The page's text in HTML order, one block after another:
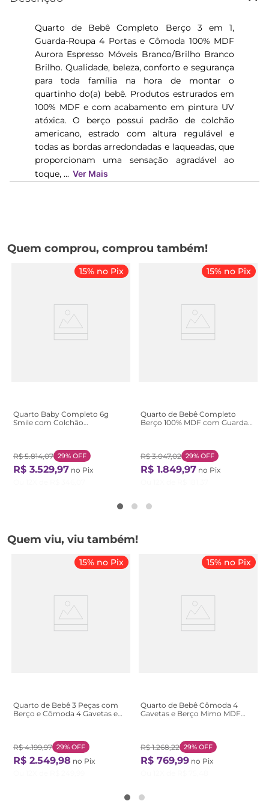
Quarto de Bebê Completo Berço 3 em 1,
Guarda-Roupa 4 Portas e Cômoda 100% MDF
Aurora Espresso Móveis Branco/Brilho Branco
Brilho. Qualidade, beleza, conforto e segurança
para toda família na hora de montar o
quartinho do(a) bebê. Produtos estrurados em
100% MDF e com acabamento em pintura UV
atóxica. O berço possui padrão de colchão
americano, estrado com altura regulável e
todas as bordas arredondadas e laqueadas, que
proporcionam uma sensação agradável ao
toque, ... Ver Mais
Quem comprou, comprou também!
15% no Pix
Quarto Baby Completo 6g
Smile com Colchão
R$ 5.814,07 29% OFF
R$ 3.529,97 no Pix
15% no Pix
Quarto de Bebê Completo
Berço 100% MDF com Guarda-
Branco Amadeirado
R$ 3.047,02 29% OFF
R$ 1.849,97 no Pix
Quem viu, viu também!
15% no Pix
Quarto de Bebê 3 Peças com
Berço e Cômoda 4 Gavetas e
Bege/Nature/Branco
Nature/Branco
R$ 4.199,97 29% OFF
R$ 2.549,98 no Pix
15% no Pix
Quarto de Bebê Cômoda 4
Gavetas e Berço Mimo MDF
Brilho/Amêndoa
R$ 1.268,22 29% OFF
R$ 769,99 no Pix